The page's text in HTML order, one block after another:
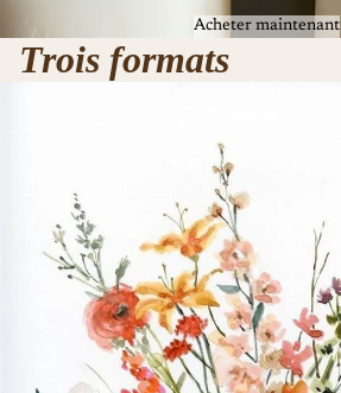
Acheter maintenant
Trois formats